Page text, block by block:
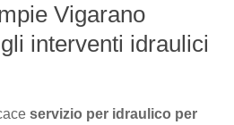
Vigarano
interventi idraulici
servizio per idraulico per